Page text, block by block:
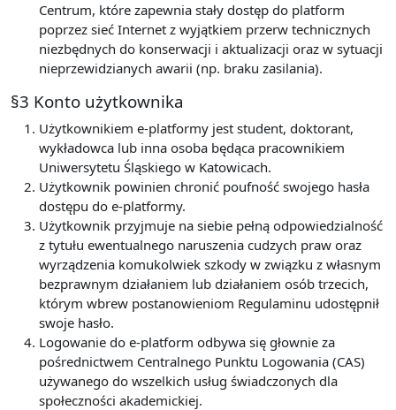
Centrum, które zapewnia stały dostęp do platform
poprzez sieć Internet z wyjątkiem przerw technicznych
niezbędnych do konserwacji i aktualizacji oraz w sytuacji
nieprzewidzianych awarii (np. braku zasilania).
§3 Konto użytkownika
Użytkownikiem e-platformy jest student, doktorant,
wykładowca lub inna osoba będąca pracownikiem
Uniwersytetu Śląskiego w Katowicach.
Użytkownik powinien chronić poufność swojego hasła
dostępu do e-platformy.
Użytkownik przyjmuje na siebie pełną odpowiedzialność
z tytułu ewentualnego naruszenia cudzych praw oraz
wyrządzenia komukolwiek szkody w związku z własnym
bezprawnym działaniem lub działaniem osób trzecich,
którym wbrew postanowieniom Regulaminu udostępnił
swoje hasło.
Logowanie do e-platform odbywa się głownie za
pośrednictwem Centralnego Punktu Logowania (CAS)
używanego do wszelkich usług świadczonych dla
społeczności akademickiej.